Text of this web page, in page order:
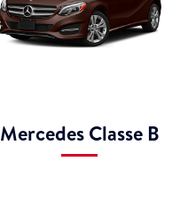
Mercedes Classe B